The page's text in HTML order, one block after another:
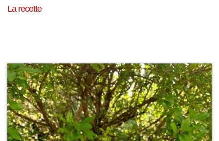
La recette